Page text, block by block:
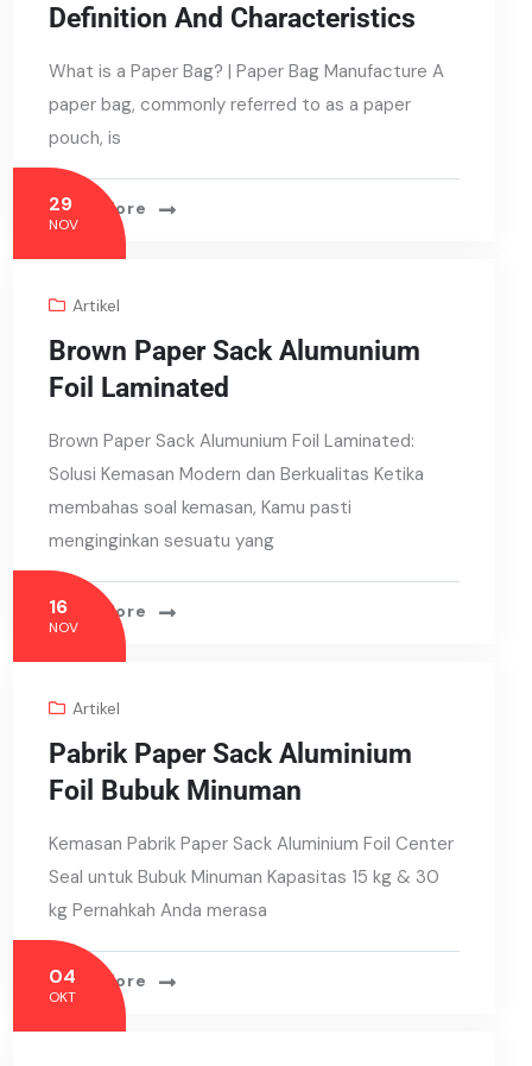
Definition And Characteristics
What is a Paper Bag? | Paper Bag Manufacture A
paper bag, commonly referred to as a paper
pouch, is
Read More
29
NOV
Artikel
Brown Paper Sack Alumunium
Foil Laminated
Brown Paper Sack Alumunium Foil Laminated:
Solusi Kemasan Modern dan Berkualitas Ketika
membahas soal kemasan, Kamu pasti
menginginkan sesuatu yang
Read More
16
NOV
Artikel
Pabrik Paper Sack Aluminium
Foil Bubuk Minuman
Kemasan Pabrik Paper Sack Aluminium Foil Center
Seal untuk Bubuk Minuman Kapasitas 15 kg & 30
kg Pernahkah Anda merasa
Read More
04
OKT